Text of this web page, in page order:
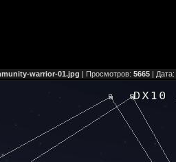
warrior-01.jpg | Просмотров: 5665| Дата: